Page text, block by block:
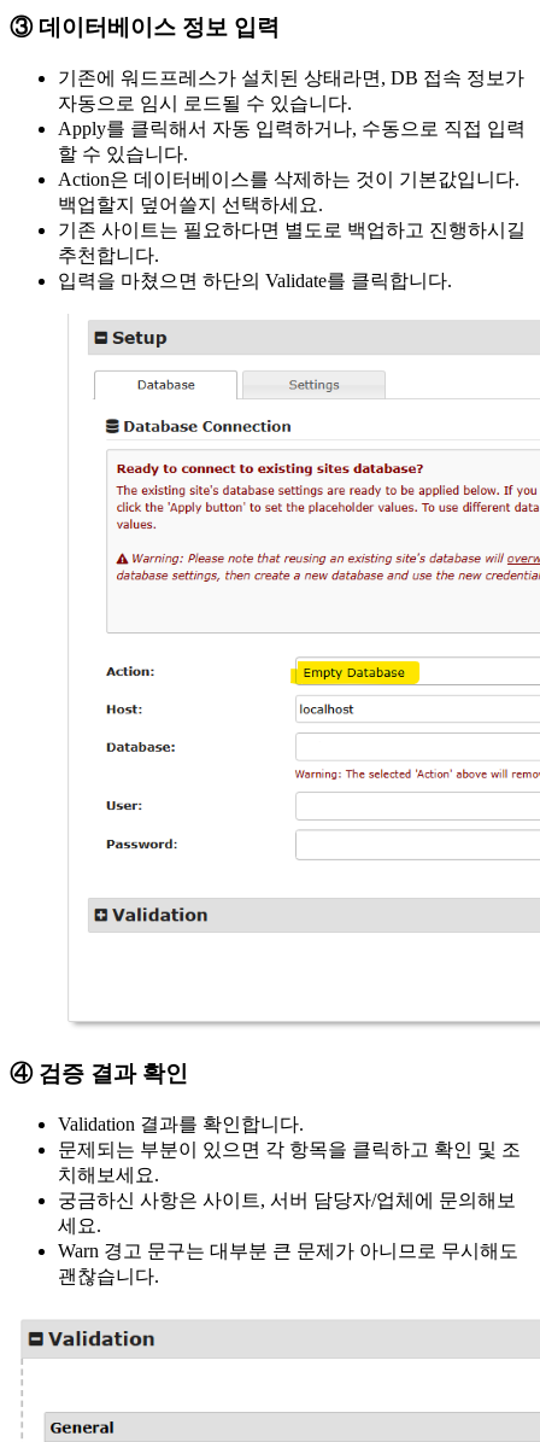
③ 데이터베이스 정보 입력
기존에 워드프레스가 설치된 상태라면, DB 접속 정보가
자동으로 임시 로드될 수 있습니다.
Apply를 클릭해서 자동 입력하거나, 수동으로 직접 입력
할 수 있습니다.
Action은 데이터베이스를 삭제하는 것이 기본값입니다.
백업할지 덮어쓸지 선택하세요.
기존 사이트는 필요하다면 별도로 백업하고 진행하시길
추천합니다.
입력을 마쳤으면 하단의 Validate를 클릭합니다.
④ 검증 결과 확인
Validation 결과를 확인합니다.
문제되는 부분이 있으면 각 항목을 클릭하고 확인 및 조
치해보세요.
궁금하신 사항은 사이트, 서버 담당자/업체에 문의해보
세요.
Warn 경고 문구는 대부분 큰 문제가 아니므로 무시해도
괜찮습니다.